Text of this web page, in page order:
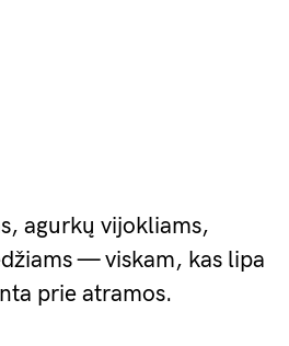
agurkų vijokliams,
— viskam, kas lipa
prie atramos.